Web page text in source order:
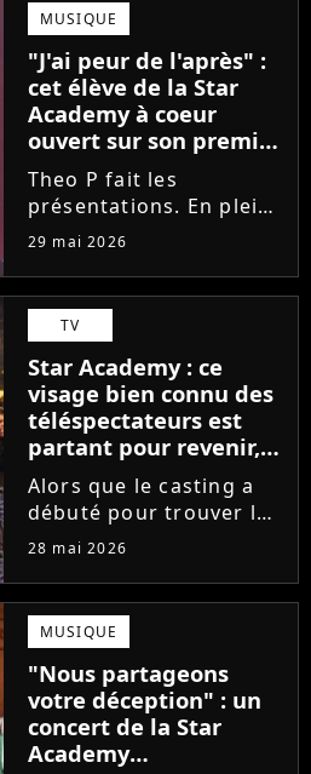
scénique de l'émission,
Marlène Schaff ne
rempilera pas à la table
des professeurs...
MUSIQUE
"J'ai peur de l'après" :
cet élève de la Star
Academy à coeur
ouvert sur son premier
single intime
Theo P fait les
présentations. En pleine
tournée, l'élève de la
son tout premier single.
Avec Garçon solide, le
chanteur livre une
facette plus fragile de
sa personnalité....
29 mai 2026
TV
Star Academy : ce
visage bien connu des
téléspectateurs est
partant pour revenir,
sauf que la place est
déjà prise
Alors que le casting a
débuté pour trouver les
prochains Pierre
Ambre, une professeure
emblématique de la Star
Academy se positionne
pour enseigner le chant
aux...
28 mai 2026
MUSIQUE
"Nous partageons
votre déception" : un
concert de la Star
Academy